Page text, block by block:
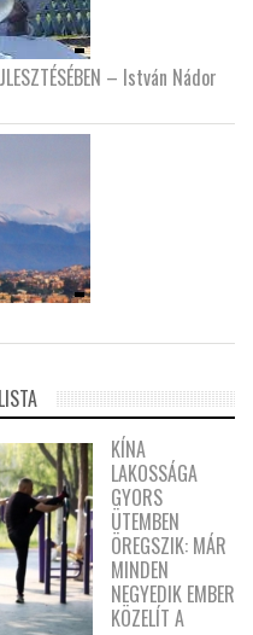
– István Nádor
KÍNA
LAKOSSÁGA
GYORS
ÜTEMBEN
ÖREGSZIK: MÁR
MINDEN
NEGYEDIK EMBER
KÖZELÍT A